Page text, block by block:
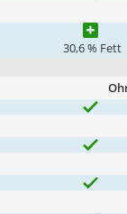
30,6 % Fett